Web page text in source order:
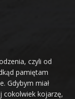
czyli od
pamiętam
Gdybym miał
cokolwiek kojarzę,